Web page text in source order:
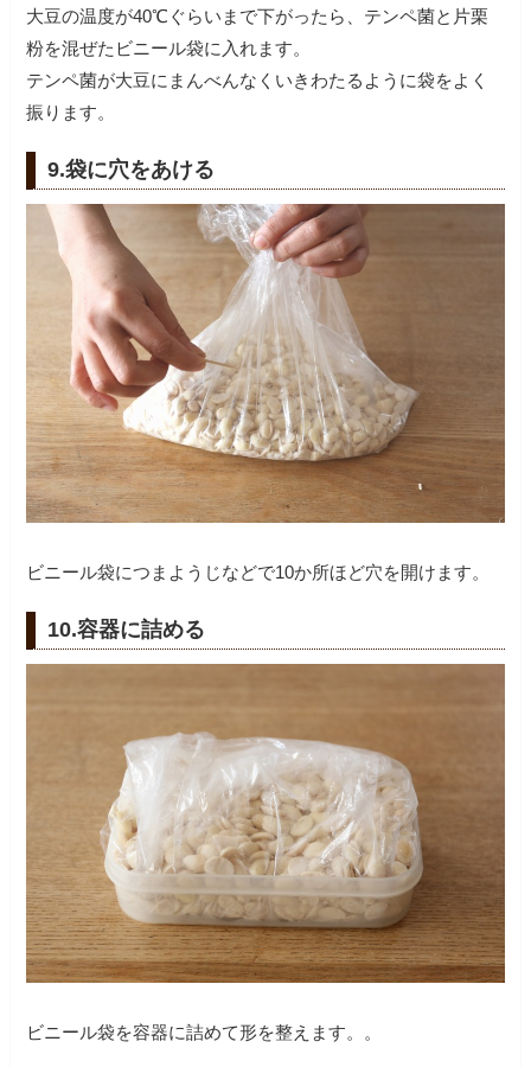
大豆の温度が40℃ぐらいまで下がったら、テンペ菌と片栗
粉を混ぜたビニール袋に入れます。
テンペ菌が大豆にまんべんなくいきわたるように袋をよく
振ります。
9.袋に穴をあける
ビニール袋につまようじなどで10か所ほど穴を開けます。
10.容器に詰める
ビニール袋を容器に詰めて形を整えます。。